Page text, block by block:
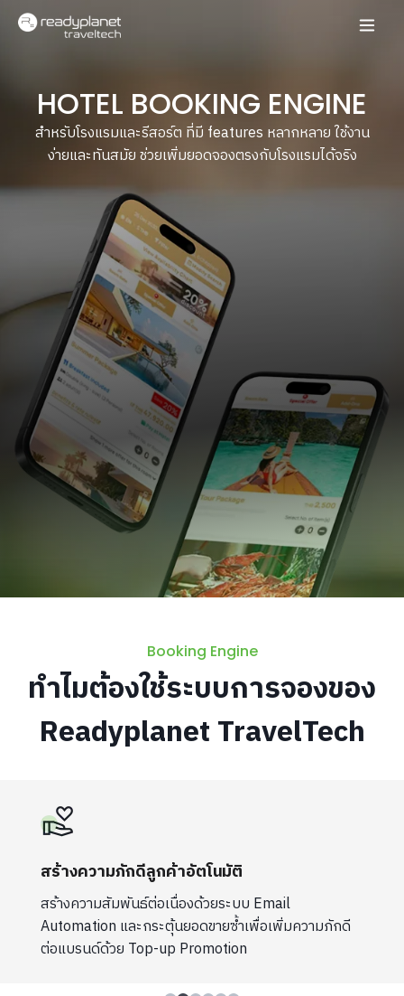
HOTEL BOOKING ENGINE
สำหรับโรงแรมและรีสอร์ต ที่มี features หลากหลาย ใช้งาน
ง่ายและทันสมัยช่วยเพิ่มยอดจองตรงกับโรงแรมได้จริง
Booking Engine
ทำไมต้องใช้ระบบการจองของ
Readyplanet TravelTech
สร้างความภักดีลูกค้าอัตโนมัติ
สร้างความสัมพันธ์ต่อเนื่องด้วยระบบ Email
Automation และกระตุ้นยอดขายซ้ำเพื่อเพิ่มความภักดี
ต่อแบรนด์ด้วย Top-up Promotion